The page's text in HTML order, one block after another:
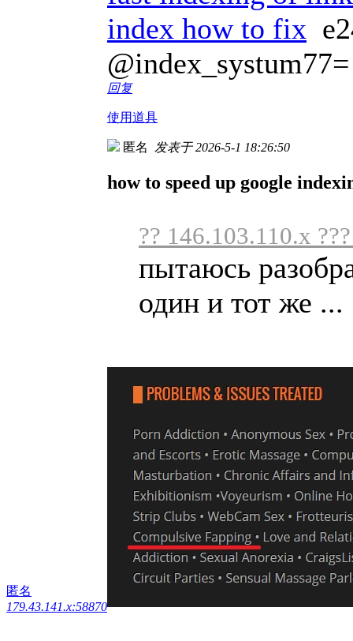
index how to fix
@index_systum77=
回复
使用道具
匿名
179.43.141.x:58870
匿名 发表于 2026-5-1 18:26:50
how to speed up google
?? 146.103.110.x
пытаюсь
один и тот же ...